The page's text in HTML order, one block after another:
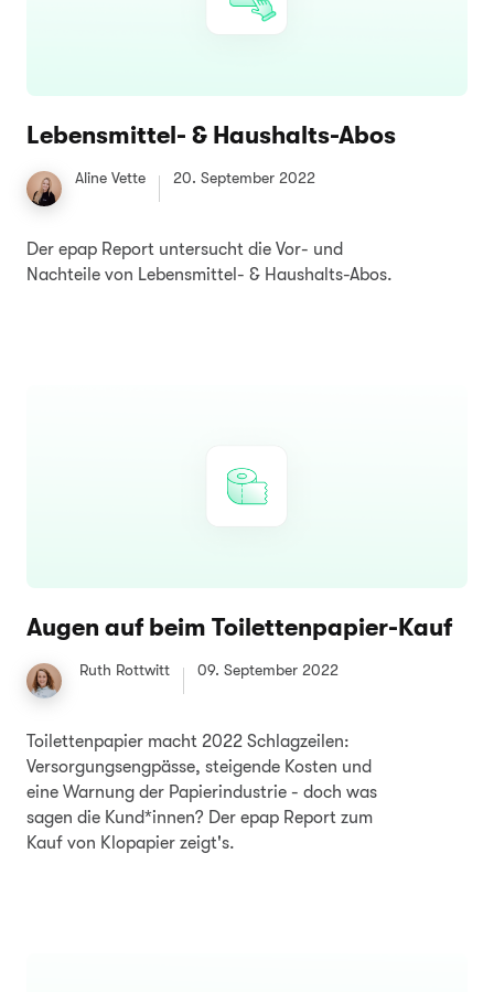
Lebensmittel- & Haushalts-Abos
Aline Vette 20. September 2022
Der epap Report untersucht die Vor- und
Nachteile von Lebensmittel- & Haushalts-Abos.
Augen auf beim Toilettenpapier-Kauf
Ruth Rottwitt 09. September 2022
Toilettenpapier macht 2022 Schlagzeilen:
Versorgungsengpässe, steigende Kosten und
eine Warnung der Papierindustrie - doch was
sagen die Kund*innen? Der epap Report zum
Kauf von Klopapier zeigt's.